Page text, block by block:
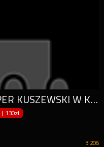
ANETA TODORCZUK I KACPER KUSZEWSKI W KOMEDIOWEJ NOWOŚCI
|130zł
3 206